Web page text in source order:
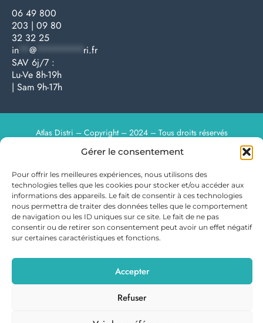
Gérer le consentement
Pour offrir les meilleures expériences, nous utilisons des
technologies telles que les cookies pour stocker et/ou accéder aux
informations des appareils. Le fait de consentir à ces technologies
nous permettra de traiter des données telles que le comportement
de navigation ou les ID uniques sur ce site. Le fait de ne pas
consentir ou de retirer son consentement peut avoir un effet négatif
sur certaines caractéristiques et fonctions.
Accepter
Refuser
06 49 800
203 | 09 80
32 32 25
in
@
ri.fr
SAV 6j/7 :
Lu-Ve 8h-19h
| Sam 9h-17h
Atlas Distri – Copyright – 2024 – Tous droits réservés